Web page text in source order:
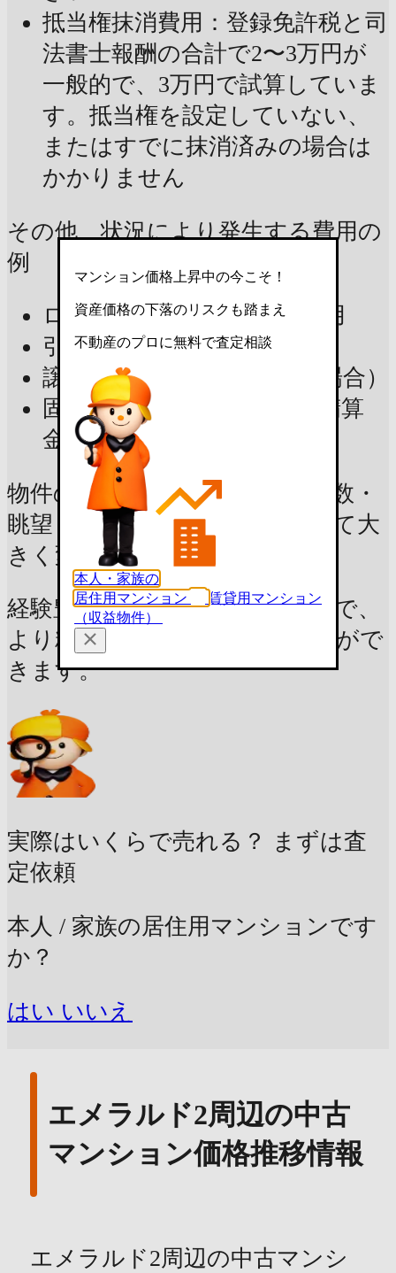
抵当権抹消費用：登録免許税と司
法書士報酬の合計で2〜3万円が
一般的で、3万円で試算していま
す。抵当権を設定していない、
またはすでに抹消済みの場合は
かかりません
その他、状況により発生する費用の
例
ローン一括返済に関わる費用
引越し費用・不用品処分費
譲渡所得税（売却益が出る場合）
固定資産税・都市計画税（精算
金）ほか
物件の市場価値や諸費用は、階数・
眺望・内装の状態や状況によって大
きく変動します。
経験豊富なプロによる無料査定で、
より精度の高い価格を知ることがで
きます。
実際はいくらで売れる？
まずは査
定依頼
本人 / 家族の居住用マンションです
か？
はい いいえ
エメラルド2周辺の中古
マンション価格推移情報
エメラルド2周辺の中古マンシ
マンション価格上昇中の今こそ！
資産価格の下落のリスクも踏まえ
不動産のプロに無料で査定相談
本人・家族の
居住用マンション
賃貸用マンション
（収益物件）